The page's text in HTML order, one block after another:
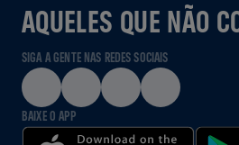
AQUELES QUE NÃO
SIGA A GENTE NAS REDES SOCIAIS
BAIXE O APP